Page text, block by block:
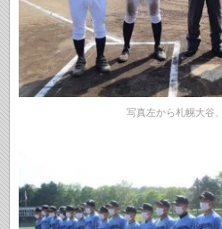
写真左から札幌大谷